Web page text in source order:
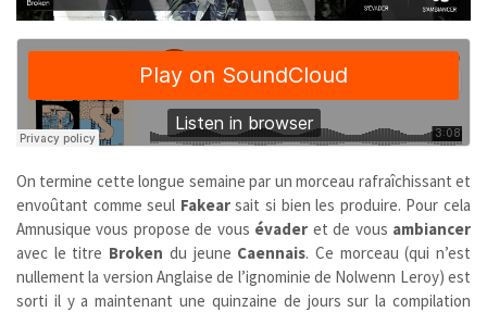
On termine cette longue semaine par un morceau rafraîchissant et
envoûtant comme seul Fakearsait si bien les produire. Pour cela
Amnusique vous propose de vous évader et de vous ambiancer
avec le titre Broken du jeune Caennais. Ce morceau (qui n’est
nullement la version Anglaise de l’ignominie de Nolwenn Leroy) est
sorti il y a maintenant une quinzaine de jours sur la compilation